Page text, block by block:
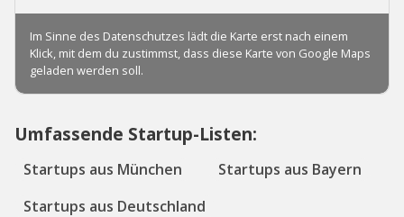
Umfassende Startup-Listen:
Startups aus München
Startups aus Bayern
Startups aus Deutschland